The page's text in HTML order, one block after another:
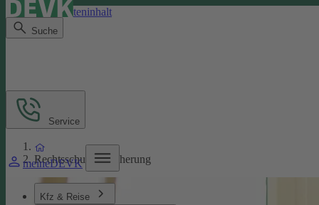
Direkt zum Seiteninhalt
Suche
meineDEVK
Kfz & Reise
Service
Rechtsschutzversicherung